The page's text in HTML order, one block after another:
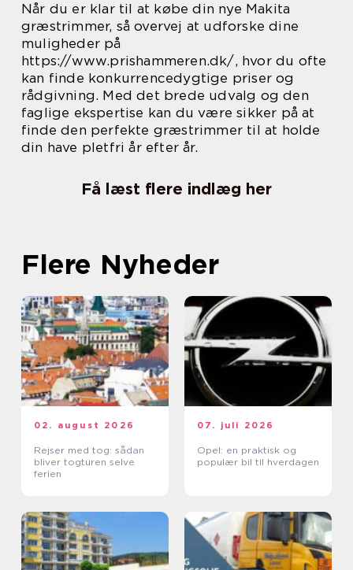
Når du er klar til at købe din nye Makita
græstrimmer, så overvej at udforske dine
muligheder på
https://www.prishammeren.dk/, hvor du ofte
kan finde konkurrencedygtige priser og
rådgivning. Med det brede udvalg og den
faglige ekspertise kan du være sikker på at
finde den perfekte græstrimmer til at holde
din have pletfri år efter år.
Få læst flere indlæg her
Flere Nyheder
02. august 2026
Rejser med tog: sådan
bliver togturen selve
ferien
07. juli 2026
Opel: en praktisk og
populær bil til hverdagen